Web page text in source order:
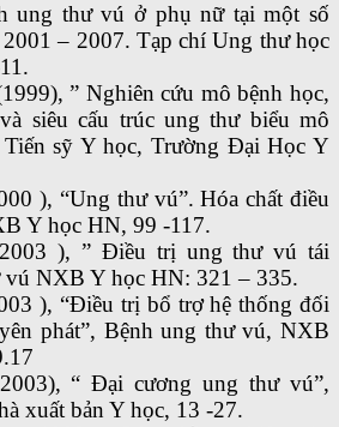
ung thư vú ở phụ nữ tại một số
– 2007. Tạp chí Ung thư học
” Nghiên cứu mô bệnh học,
siêu cấu trúc ung thư biểu mô
sỹ Y học, Trường Đại Học Y
), “Ung thư vú”. Hóa chất điều
Y học HN, 99 -117.
), ” Điều trị ung thư vú tái
vú NXB Y học HN: 321 – 335.
), “Điều trị bổ trợ hệ thống đối
phát”, Bệnh ung thư vú, NXB
“ Đại cương ung thư vú”,
xuất bản Y học, 13 -27.